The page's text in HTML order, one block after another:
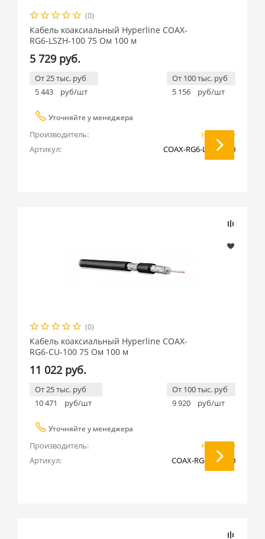
(0)
Кабель коаксиальный Hyperline COAX-
RG6-LSZH-100 75 Ом 100 м
5 729 руб.
От 25 тыс. руб
5 443
руб/шт
От 100 тыс. руб
5 156
руб/шт
Уточняйте у менеджера
Производитель:
Hyperline
Артикул:
COAX-RG6-LSZH-100
(0)
Кабель коаксиальный Hyperline COAX-
RG6-CU-100 75 Ом 100 м
11 022 руб.
От 25 тыс. руб
10 471
руб/шт
От 100 тыс. руб
9 920
руб/шт
Уточняйте у менеджера
Производитель:
Hyperline
Артикул:
COAX-RG6-CU-100